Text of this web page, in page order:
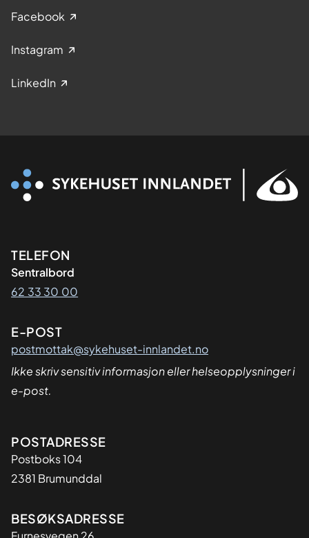
Facebook
Instagram
LinkedIn
Kontaktinformasjon
TELEFON
Sentralbord
62 33 30 00
E-POST
postmottak@sykehuset-innlandet.no
Ikke skriv sensitiv informasjon eller helseopplysninger i
e-post.
Adresse
POSTADRESSE
Postboks 104
2381 Brumunddal
BESØKSADRESSE